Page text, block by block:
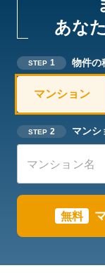
あな
STEP 1 物件の
マンション
STEP 2 マンシ
無料